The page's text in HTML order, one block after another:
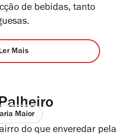
de bebidas, tanto
Mais
Maior
do que enveredar pela